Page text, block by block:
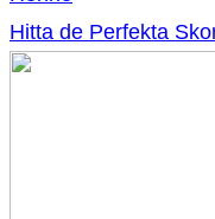
Hitta de Perfekta